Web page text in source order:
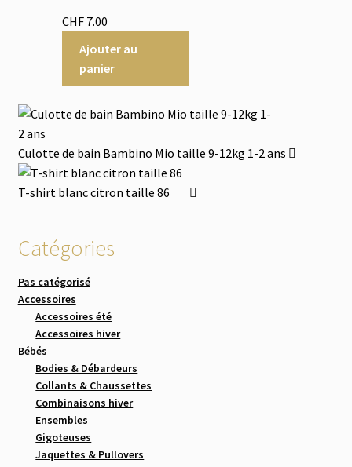
CHF7.00
Ajouter au
panier
Culotte de bain Bambino Mio taille 9-12kg 1-2 ans
T-shirt blanc citron taille 86
Catégories
Pas catégorisé
Accessoires
Accessoires été
Accessoires hiver
Bébés
Bodies & Débardeurs
Collants & Chaussettes
Combinaisons hiver
Ensembles
Gigoteuses
Jaquettes & Pullovers